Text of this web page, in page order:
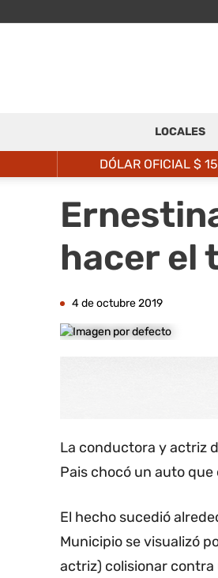
LOCALES
DÓLAR OFICIAL $
hacer el
4 de octubre 2019
La conductora y actriz
Pais chocó un auto
El hecho sucedió
Municipio se visualizó
actriz) colisionar contra